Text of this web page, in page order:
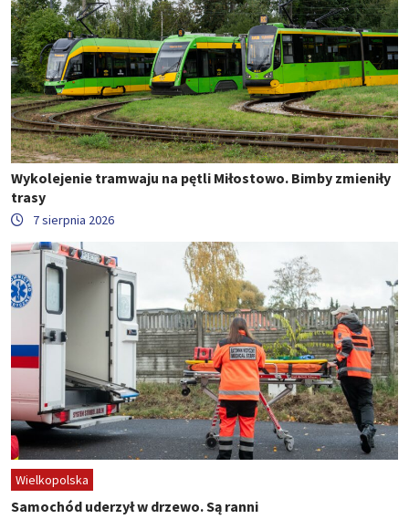
Wykolejenie tramwaju na pętli Miłostowo. Bimby zmieniły
trasy
7 sierpnia 2026
Wielkopolska
Samochód uderzył w drzewo. Są ranni